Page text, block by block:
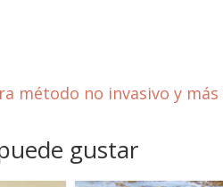
método no invasivo y
gustar